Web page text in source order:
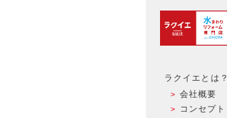
ラクイエとは？
会社概要
コンセプト